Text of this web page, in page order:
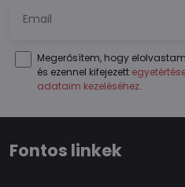
Megerősítem, hogy
és ezennel kifejezett
adataim kezeléséhez.
Fontos linkek